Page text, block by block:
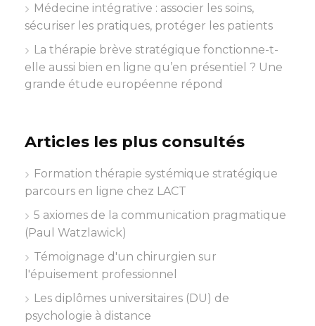
Médecine intégrative : associer les soins,
sécuriser les pratiques, protéger les patients
La thérapie brève stratégique fonctionne-t-
elle aussi bien en ligne qu’en présentiel ? Une
grande étude européenne répond
Articles les plus consultés
Formation thérapie systémique stratégique
parcours en ligne chez LACT
5 axiomes de la communication pragmatique
(Paul Watzlawick)
Témoignage d'un chirurgien sur
l'épuisement professionnel
Les diplômes universitaires (DU) de
psychologie à distance